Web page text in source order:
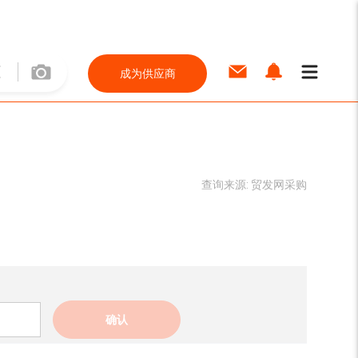
成为供应商
查询来源: 贸发网采购
确认